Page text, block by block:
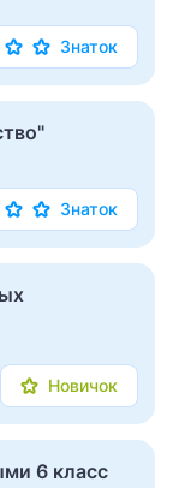
Знаток
Знаток
Новичок
6 класс